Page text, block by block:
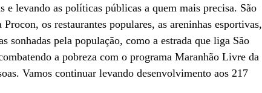
e levando as políticas públicas a quem mais precisa. São
os restaurantes populares, as areninhas esportivas,
sonhadas pela população, como a estrada que liga São
a pobreza com o programa Maranhão Livre da
Vamos continuar levando desenvolvimento aos 217